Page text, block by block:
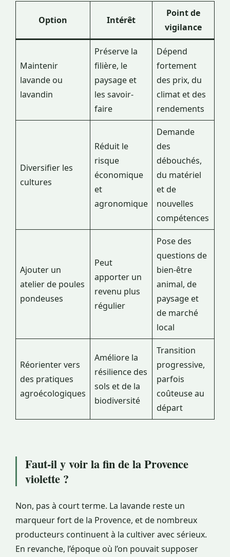
Option Intérêt
Point de
vigilance
Maintenir
lavande ou
lavandin
Préserve la
filière, le
paysage et
les savoir-
faire
Dépend
fortement
des prix, du
climat et des
rendements
Diversifier les
cultures
Réduit le
risque
économique
et
agronomique
Demande
des
débouchés,
du matériel
et de
nouvelles
compétences
Ajouter un
atelier de poules
pondeuses
Peut
apporter un
revenu plus
régulier
Pose des
questions de
bien-être
animal, de
paysage et
de marché
local
Réorienter vers
des pratiques
agroécologiques
Améliore la
résilience des
sols et de la
biodiversité
Transition
progressive,
parfois
coûteuse au
départ
Faut-il y voir la fin de la Provence
violette ?
Non, pas à court terme. La lavande reste un
marqueur fort de la Provence, et de nombreux
producteurs continuent à la cultiver avec sérieux.
En revanche, l’époque où l’on pouvait supposer